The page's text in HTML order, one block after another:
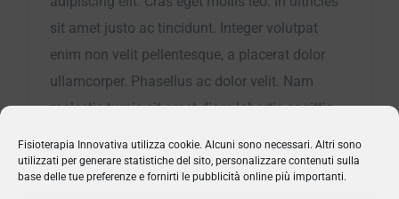
Fisioterapia Innovativa utilizza cookie. Alcuni sono necessari. Altri sono
utilizzati per generare statistiche del sito, personalizzare contenuti sulla
base delle tue preferenze e fornirti le pubblicità online più importanti.
sit amet justo ac tincidunt. Integer volutpat
enim non velit pellentesque, a placerat dolor
ullamcorper. Phasellus ac dolor velit. Nam
molestie turpis sit amet diam lobortis sagittis.